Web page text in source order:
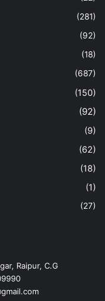
(281)
(92)
(18)
(687)
(150)
(92)
(9)
(62)
(18)
(1)
(27)
Raipur, C.G